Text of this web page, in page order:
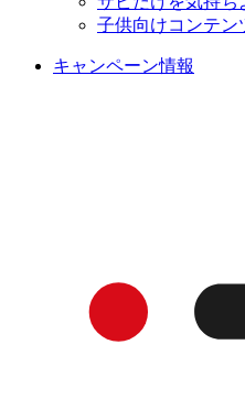
子供向けコンテン
キャンペーン情報